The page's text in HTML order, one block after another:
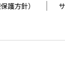
護方針）